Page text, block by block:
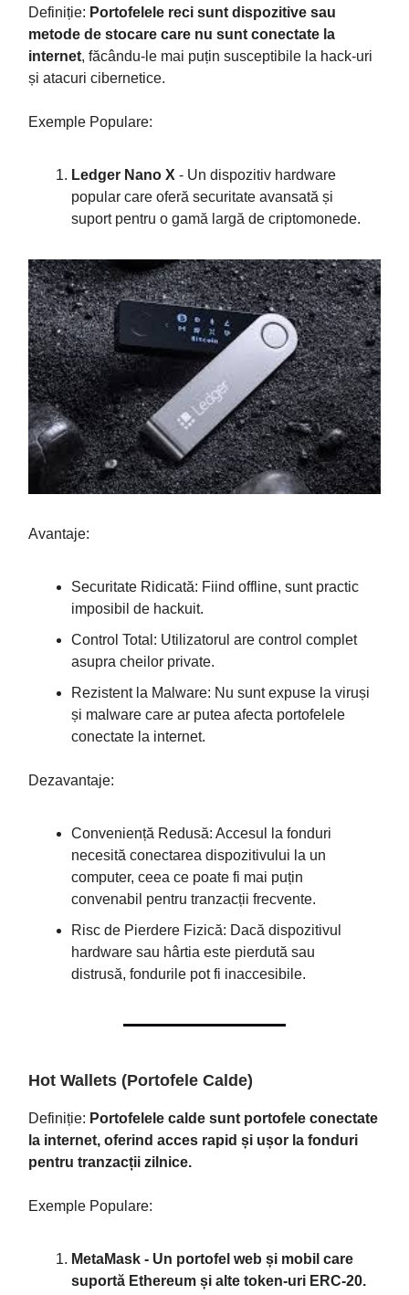
Definiție: Portofelele reci sunt dispozitive sau
metode de stocare care nu sunt conectate la
internet, făcându-le mai puțin susceptibile la hack-uri
și atacuri cibernetice.
Exemple Populare:
Ledger Nano X - Un dispozitiv hardware
popular care oferă securitate avansată și
suport pentru o gamă largă de criptomonede.
Avantaje:
Securitate Ridicată: Fiind offline, sunt practic
imposibil de hackuit.
Control Total: Utilizatorul are control complet
asupra cheilor private.
Rezistent la Malware: Nu sunt expuse la viruși
și malware care ar putea afecta portofelele
conectate la internet.
Dezavantaje:
Conveniență Redusă: Accesul la fonduri
necesită conectarea dispozitivului la un
computer, ceea ce poate fi mai puțin
convenabil pentru tranzacții frecvente.
Risc de Pierdere Fizică: Dacă dispozitivul
hardware sau hârtia este pierdută sau
distrusă, fondurile pot fi inaccesibile.
Hot Wallets (Portofele Calde)
Definiție: Portofelele calde sunt portofele conectate
la internet, oferind acces rapid și ușor la fonduri
pentru tranzacții zilnice.
Exemple Populare:
MetaMask - Un portofel web și mobil care
suportă Ethereum și alte token-uri ERC-20.